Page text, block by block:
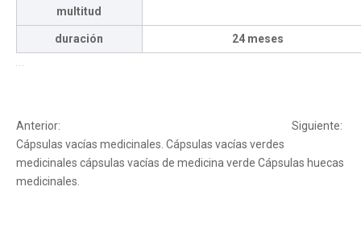
multitud
duración 24 meses
Anterior:
Siguiente:
Cápsulas vacías medicinales. Cápsulas vacías verdes
medicinales cápsulas vacías de medicina verde Cápsulas huecas
medicinales.